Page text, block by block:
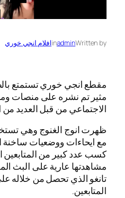
Written by
admin
inافلام انجي خوري
مقطع انجي خوري تستمتع
مثير تم نشره على منصات
الاجتماعي من قبل العديد
ظهرت انوج الغنوج وهي
مع ايحاءات ووضعيات
كسب عدد كبير من المتابعين
مشاهدتها عارية على البث
تانغو الذي تحصل من خلاله
المتابعين.